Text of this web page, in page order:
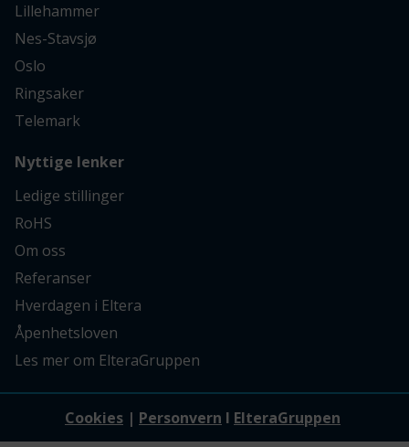
Lillehammer
Nes-Stavsjø
Oslo
Ringsaker
Telemark
Nyttige lenker
Ledige stillinger
RoHS
Om oss
Referanser
Hverdagen i Eltera
Åpenhetsloven
Les mer om ElteraGruppen
Cookies | Personvern I ElteraGruppen